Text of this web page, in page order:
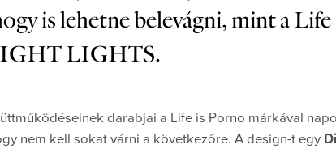
is lehetne belevágni, mint a
LIGHTS.
darabjai a Life is Porno márkával
nem kell sokat várni a következőre. A design-t egy